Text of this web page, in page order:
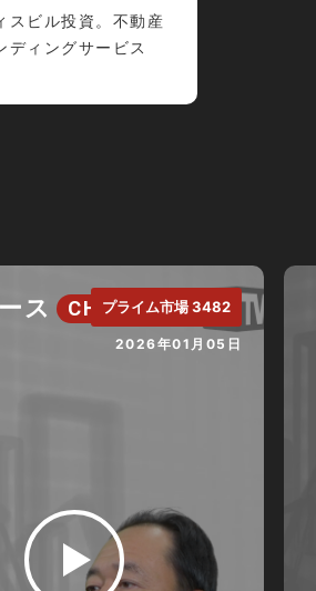
スビル投資。不動産
ディングサービス
ス CH.プライム市場 3482
2026年01月05日